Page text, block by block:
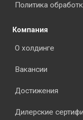
Политика
Компания
О холдинге
Вакансии
Достижения
Дилерские